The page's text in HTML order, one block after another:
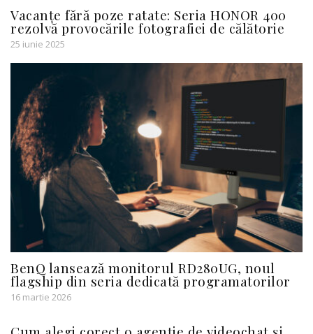
Vacanțe fără poze ratate: Seria HONOR 400
rezolvă provocările fotografiei de călătorie
25 iunie 2025
BenQ lansează monitorul RD280UG, noul
flagship din seria dedicată programatorilor
16 martie 2026